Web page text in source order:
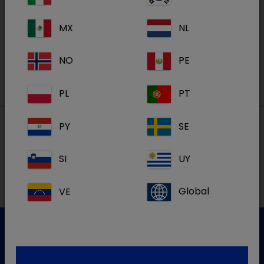
Academy
Nos adresses
MX NL
NO PE
PL PT
PY SE
SI UY
VE Global